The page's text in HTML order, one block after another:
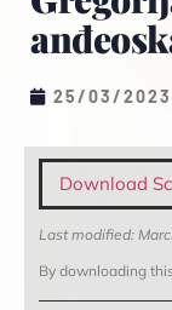
25/03/2023
Download
Last modified:
By downloading